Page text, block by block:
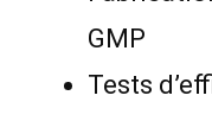
GMP
Tests